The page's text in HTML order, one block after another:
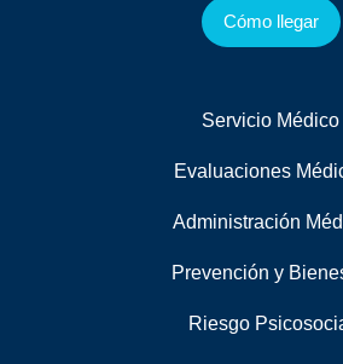
Cómo llegar
Servicio Médico
Evaluaciones
Administración
Prevención y
Riesgo